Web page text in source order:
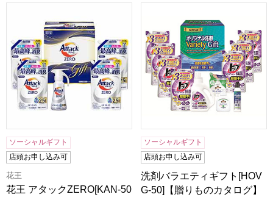
ソーシャルギフト
店頭お申し込み可
花王
花王 アタックZERO[KAN-50
ソーシャルギフト
店頭お申し込み可
洗剤バラエティギフト[HOV
G-50]【贈りものカタログ】